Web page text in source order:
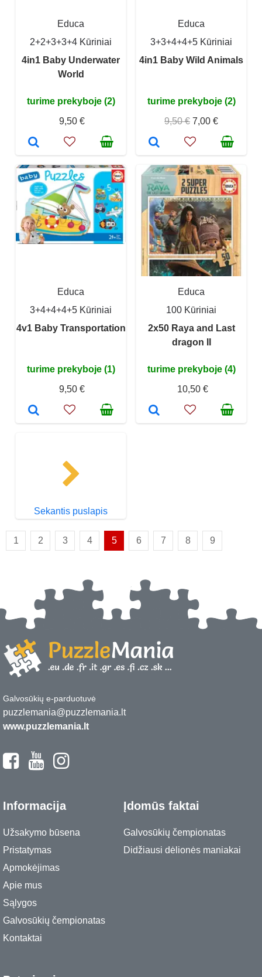
Educa
2+2+3+3+4 Kūriniai
4in1 Baby Underwater
World
turime prekyboje (2)
9,50 €
Educa
3+3+4+4+5 Kūriniai
4in1 Baby Wild Animals
turime prekyboje (2)
9,50 € 7,00 €
Educa
3+4+4+4+5 Kūriniai
4v1 Baby Transportation
turime prekyboje (1)
9,50 €
Educa
100 Kūriniai
2x50 Raya and Last
dragon II
turime prekyboje (4)
10,50 €
Sekantis puslapis
1 2 3 4 5 6 7 8 9
Galvosūkių e-parduotuvė
puzzlemania@puzzlemania.lt
www.puzzlemania.lt
Informacija
Užsakymo būsena
Pristatymas
Apmokėjimas
Apie mus
Sąlygos
Galvosūkių čempionatas
Kontaktai
Įdomūs faktai
Galvosūkių čempionatas
Didžiausi dėlionės maniakai